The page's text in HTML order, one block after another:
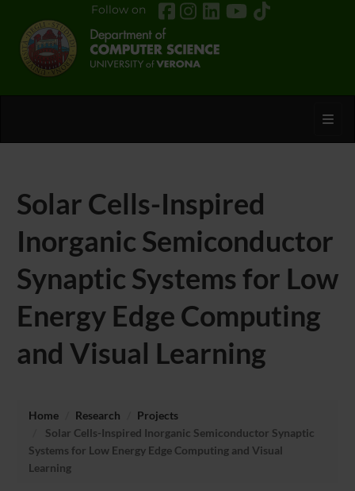
Follow on
Solar Cells-Inspired
Inorganic Semiconductor
Synaptic Systems for Low
Energy Edge Computing
and Visual Learning
Home Research
Projects
Solar Cells-Inspired Inorganic Semiconductor Synaptic
Systems for Low Energy Edge Computing and Visual
Learning